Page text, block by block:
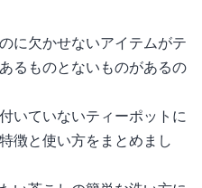
に欠かせないアイテムがテ
るものとないものがあるの
いていないティーポットに
徴と使い方をまとめまし